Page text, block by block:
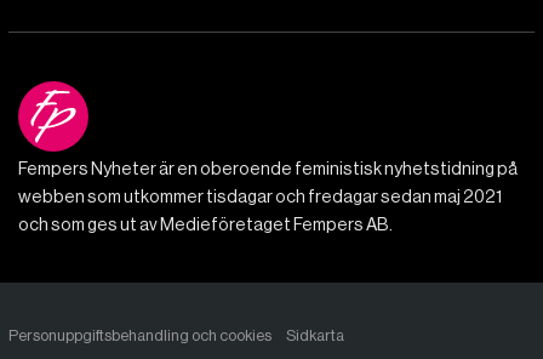
Fempers Nyheter är en oberoende feministisk nyhetstidning på
webben som utkommer tisdagar och fredagar sedan maj 2021
och som ges ut av Medieföretaget Fempers AB.
Personuppgiftsbehandling och cookies Sidkarta